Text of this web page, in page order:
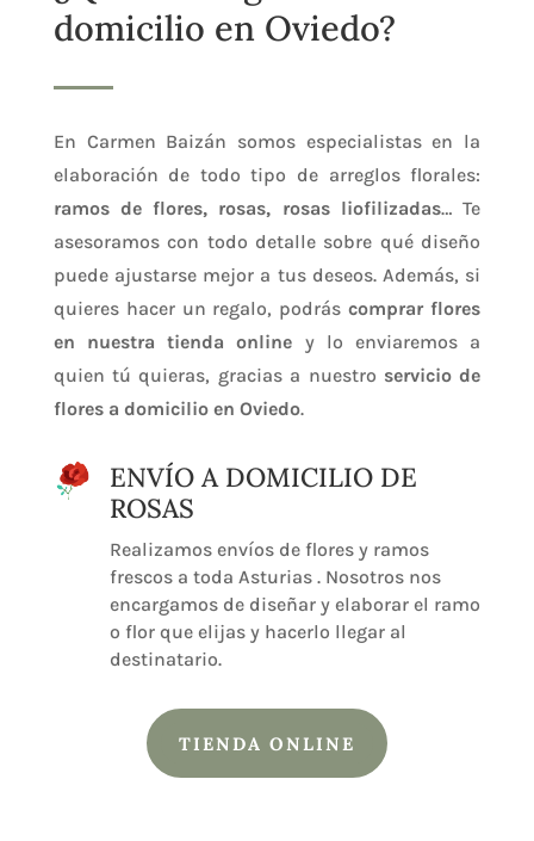
domicilio en Oviedo?
En Carmen Baizán somos especialistas en la
elaboración de todo tipo de arreglos florales:
ramos de flores, rosas, rosas liofilizadas… Te
asesoramos con todo detalle sobre qué diseño
puede ajustarse mejor a tus deseos. Además, si
quieres hacer un regalo, podrás comprar flores
en nuestra tienda online y lo enviaremos a
quien tú quieras, gracias a nuestro servicio de
flores a domicilio en Oviedo.
ENVÍO A DOMICILIO DE
ROSAS
Realizamos envíos de flores y ramos
frescos a toda Asturias . Nosotros nos
encargamos de diseñar y elaborar el ramo
o flor que elijas y hacerlo llegar al
destinatario.
TIENDA ONLINE